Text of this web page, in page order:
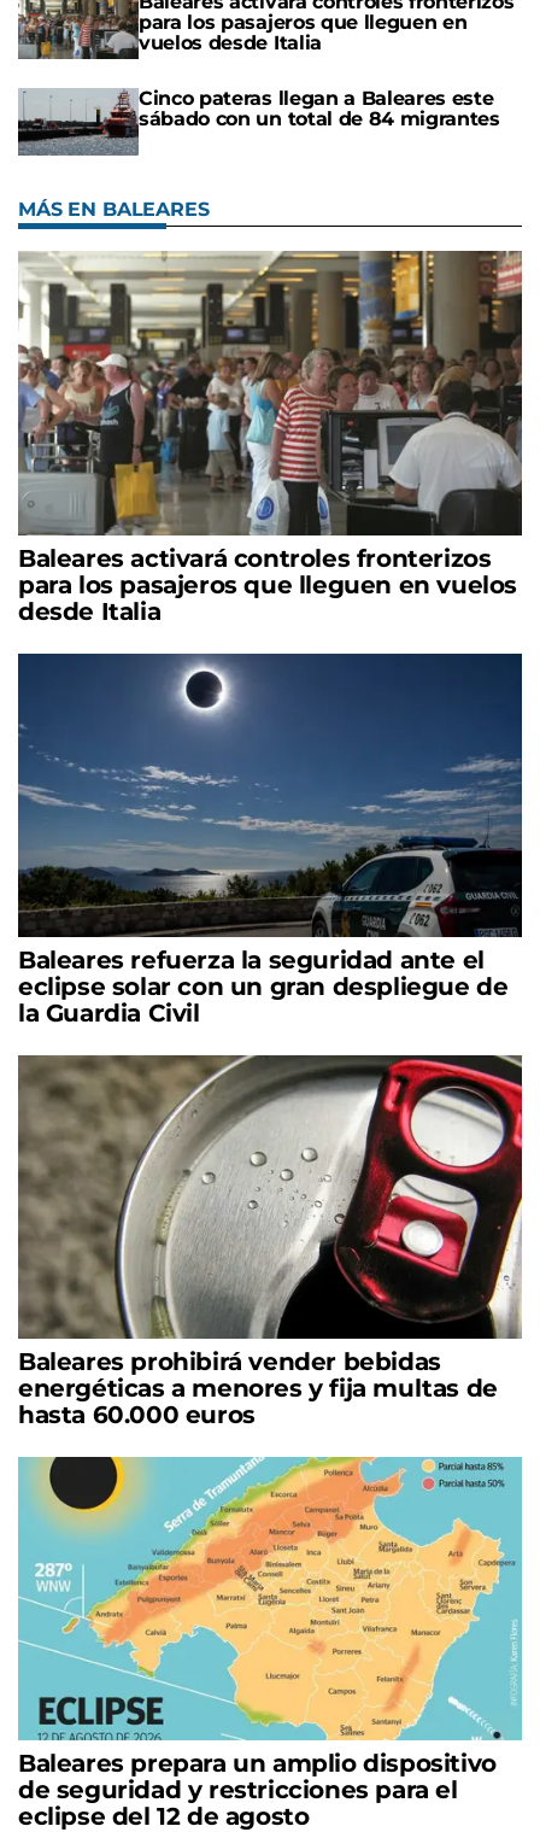
para los pasajeros que lleguen en
vuelos desde Italia
Cinco pateras llegan a Baleares este
sábado con un total de 84 migrantes
MÁS EN BALEARES
Baleares activará controles fronterizos
para los pasajeros que lleguen en vuelos
desde Italia
Baleares refuerza la seguridad ante el
eclipse solar con un gran despliegue de
la Guardia Civil
Baleares prohibirá vender bebidas
energéticas a menores y fija multas de
hasta 60.000 euros
Baleares prepara un amplio dispositivo
de seguridad y restricciones para el
eclipse del 12 de agosto